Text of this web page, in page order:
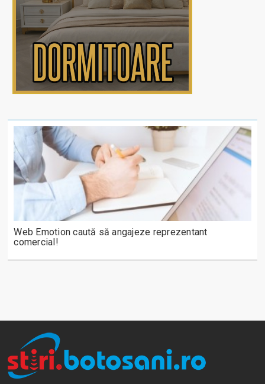
Web Emotion caută să angajeze reprezentant
comercial!